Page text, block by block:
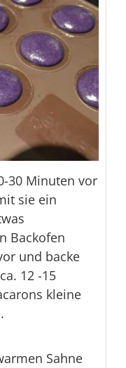
30 Minuten vor
sie ein
Backofen
und backe
12 -15
kleine
Sahne